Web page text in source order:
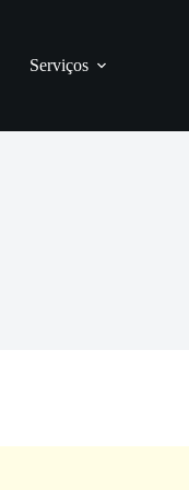
Serviços